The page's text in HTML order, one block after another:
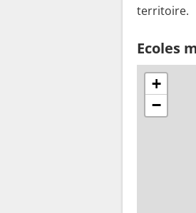
territoire.
Ecoles
+
−